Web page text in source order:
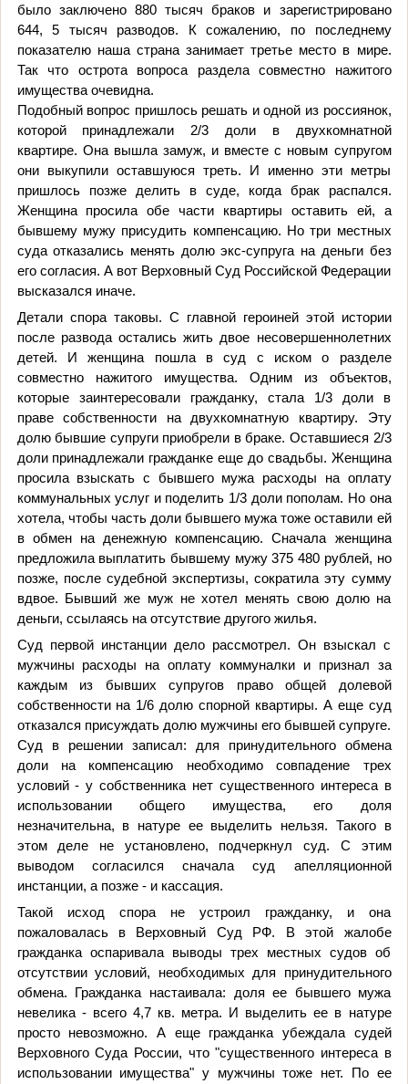
было заключено 880 тысяч браков и зарегистрировано
644, 5 тысяч разводов. К сожалению, по последнему
показателю наша страна занимает третье место в мире.
Так что острота вопроса раздела совместно нажитого
имущества очевидна.
Подобный вопрос пришлось решать и одной из россиянок,
которой принадлежали 2/3 доли в двухкомнатной
квартире. Она вышла замуж, и вместе с новым супругом
они выкупили оставшуюся треть. И именно эти метры
пришлось позже делить в суде, когда брак распался.
Женщина просила обе части квартиры оставить ей, а
бывшему мужу присудить компенсацию. Но три местных
суда отказались менять долю экс-супруга на деньги без
его согласия. А вот Верховный Суд Российской Федерации
высказался иначе.
Детали спора таковы. С главной героиней этой истории
после развода остались жить двое несовершеннолетних
детей. И женщина пошла в суд с иском о разделе
совместно нажитого имущества. Одним из объектов,
которые заинтересовали гражданку, стала 1/3 доли в
праве собственности на двухкомнатную квартиру. Эту
долю бывшие супруги приобрели в браке. Оставшиеся 2/3
доли принадлежали гражданке еще до свадьбы. Женщина
просила взыскать с бывшего мужа расходы на оплату
коммунальных услуг и поделить 1/3 доли пополам. Но она
хотела, чтобы часть доли бывшего мужа тоже оставили ей
в обмен на денежную компенсацию. Сначала женщина
предложила выплатить бывшему мужу 375 480 рублей, но
позже, после судебной экспертизы, сократила эту сумму
вдвое. Бывший же муж не хотел менять свою долю на
деньги, ссылаясь на отсутствие другого жилья.
Суд первой инстанции дело рассмотрел. Он взыскал с
мужчины расходы на оплату коммуналки и признал за
каждым из бывших супругов право общей долевой
собственности на 1/6 долю спорной квартиры. А еще суд
отказался присуждать долю мужчины его бывшей супруге.
Суд в решении записал: для принудительного обмена
доли на компенсацию необходимо совпадение трех
условий - у собственника нет существенного интереса в
использовании общего имущества, его доля
незначительна, в натуре ее выделить нельзя. Такого в
этом деле не установлено, подчеркнул суд. С этим
выводом согласился сначала суд апелляционной
инстанции, а позже - и кассация.
Такой исход спора не устроил гражданку, и она
пожаловалась в Верховный Суд РФ. В этой жалобе
гражданка оспаривала выводы трех местных судов об
отсутствии условий, необходимых для принудительного
обмена. Гражданка настаивала: доля ее бывшего мужа
невелика - всего 4,7 кв. метра. И выделить ее в натуре
просто невозможно. А еще гражданка убеждала судей
Верховного Суда России, что "существенного интереса в
использовании имущества" у мужчины тоже нет. По ее